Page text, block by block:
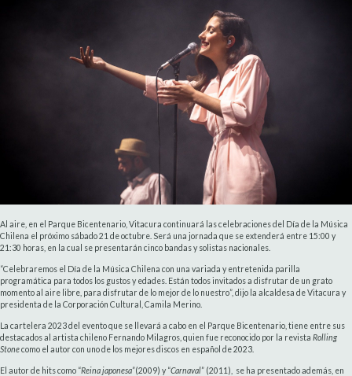
Al aire, en el Parque Bicentenario, Vitacura continuará las celebraciones del Día de la Música
Chilena el próximo sábado 21 de octubre. Será una jornada que se extenderá entre 15:00 y
21:30 horas, en la cual se presentarán cinco bandas y solistas nacionales.
“Celebraremos el Día de la Música Chilena con una variada y entretenida parilla
programática para todos los gustos y edades. Están todos invitados a disfrutar de un grato
momento al aire libre, para disfrutar de lo mejor de lo nuestro”, dijo la alcaldesa de Vitacura y
presidenta de la Corporación Cultural, Camila Merino.
La cartelera 2023 del evento que se llevará a cabo en el Parque Bicentenario, tiene entre sus
destacados al artista chileno Fernando Milagros, quien fue reconocido por la revista Rolling
Stonecomo el autor con uno de los mejores discos en español de 2023.
El autor de hits como “Reina japonesa”(2009) y “Carnaval” (2011), se ha presentado además, en